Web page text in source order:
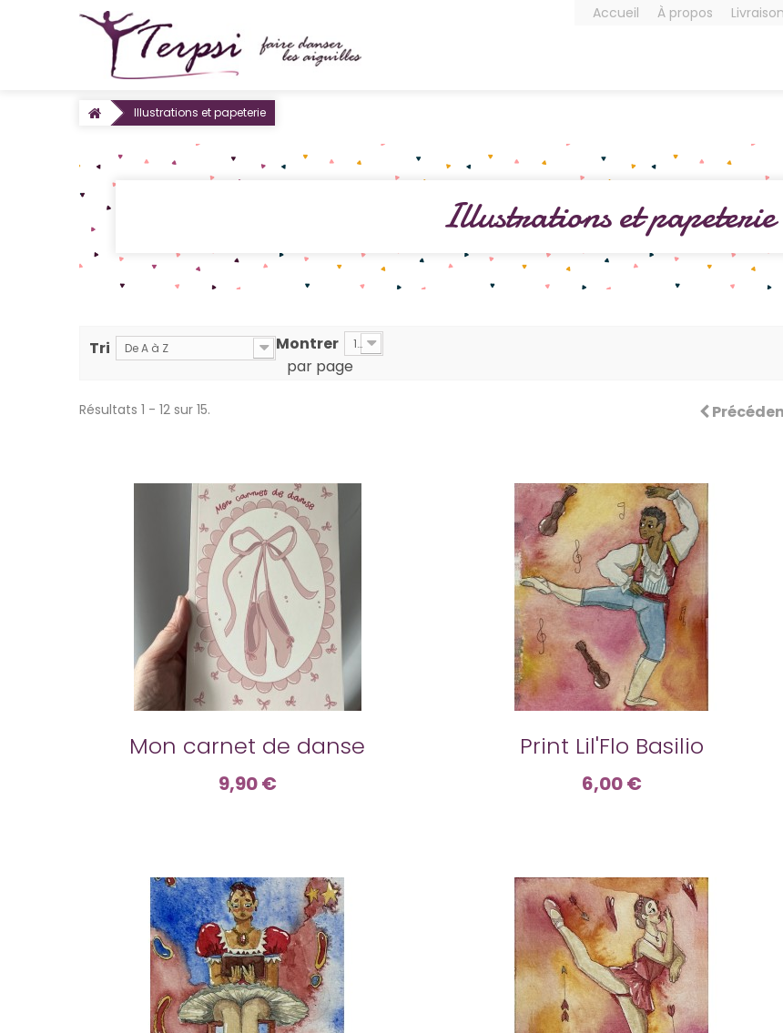
Accueil À propos Livraison
Illustrations et papeterie
Illustrations et papeterie
Tri De A à Z Montrer 12
par page
Résultats 1 - 12 sur 15.
Mon carnet de danse
9,90 €
Print Lil'Flo Basilio
6,00 €